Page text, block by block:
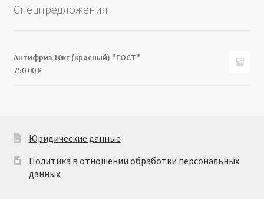
Спецпредложения
Антифриз 10кг (красный) "ГОСТ"
750.00₽
Юридические данные
Политика в отношении обработки персональных
данных